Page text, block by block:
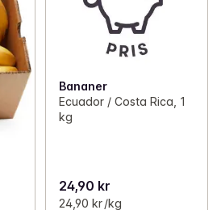
Bananer
Ecuador / Costa Rica, 1
kg
24,90 kr
24,90 kr /kg